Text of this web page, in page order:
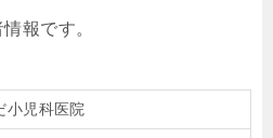
報です。
小児科医院